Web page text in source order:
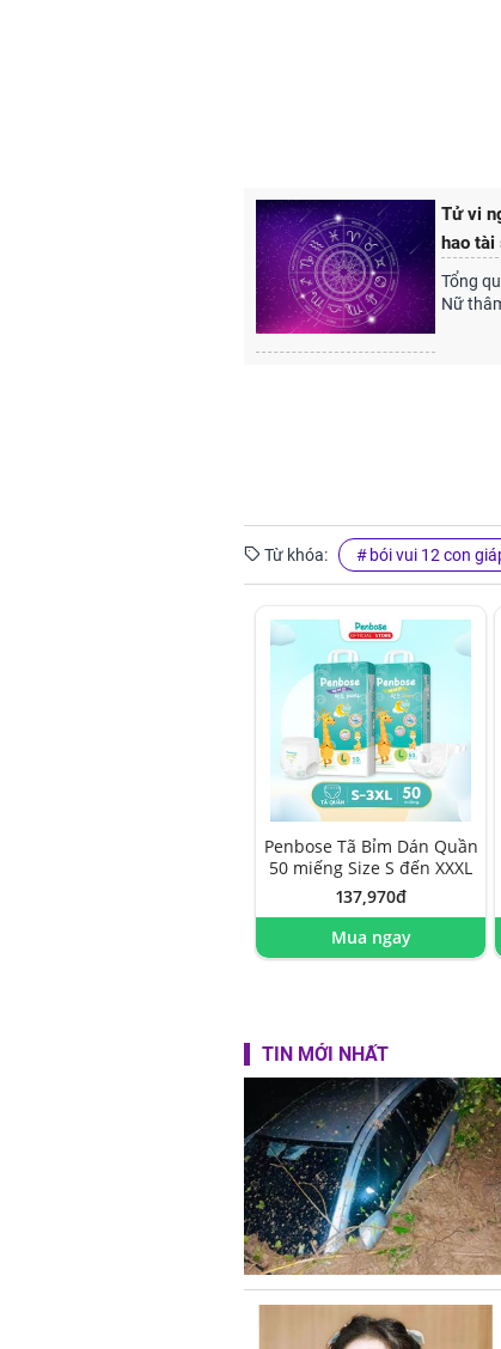
Tử vi
hao tài
Tổng
Nữ
Từ khóa: bói vui 12 con
Penbose Tã Bỉm Dán Quần
50 miếng Size S đến XXXL
137,970đ
Mua ngay
TIN MỚI NHẤT